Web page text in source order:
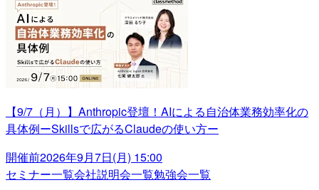
【9/7（月）】Anthropic登壇！AIによる自治体業務効率化の
具体例ーSkillsで広がるClaudeの使い方ー
開催前2026年9月7日(月) 15:00
セミナー一覧会社説明会一覧勉強会一覧